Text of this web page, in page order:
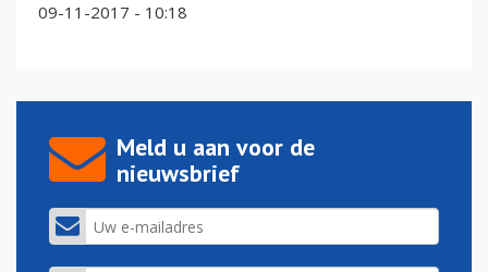
09-11-2017 - 10:18
Meld u aan voor de
nieuwsbrief